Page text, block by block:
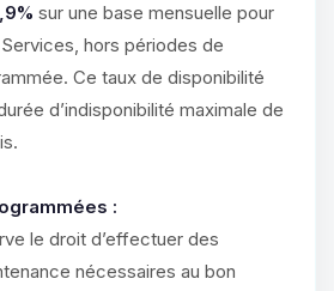
sur une base mensuelle pour
hors périodes de
Ce taux de disponibilité
d’indisponibilité maximale de
:
le droit d’effectuer des
nécessaires au bon